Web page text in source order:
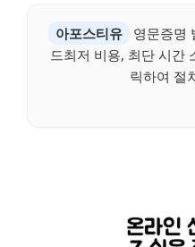
아포스티유
영문증명
드최저 비용, 최단 시간
릭하여 절